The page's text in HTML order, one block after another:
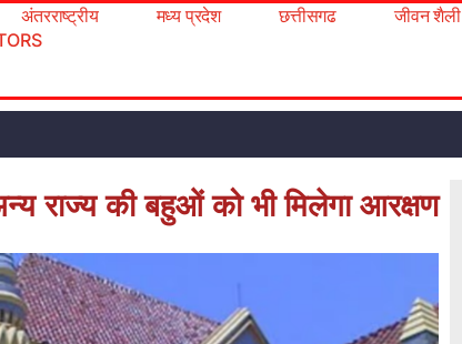
अंतरराष्ट्रीय मध्य प्रदेश छत्तीसगढ जीवन शैली
राज्य की बहुओं को भी मिलेगा आरक्षण